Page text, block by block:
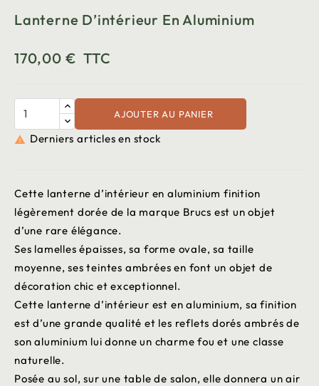
Lanterne D’intérieur En Aluminium
170,00 € TTC
AJOUTER AU PANIER
 Derniers articles en stock
Cette lanterne d’intérieur en aluminium finition
légèrement dorée de la marque Brucs est un objet
d’une rare élégance.
Ses lamelles épaisses, sa forme ovale, sa taille
moyenne, ses teintes ambrées en font un objet de
décoration chic et exceptionnel.
Cette lanterne d’intérieur est en aluminium, sa finition
est d’une grande qualité et les reflets dorés ambrés de
son aluminium lui donne un charme fou et une classe
naturelle.
Posée au sol, sur une table de salon, elle donnera un air